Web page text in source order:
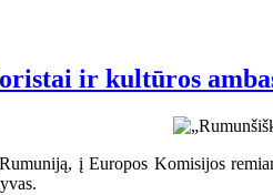
ir kultūros
į Europos Komisijos